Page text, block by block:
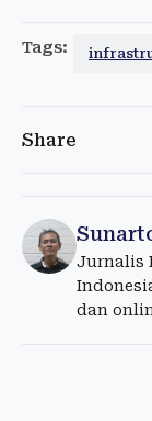
Tags:
Share
Jurnalis
dan